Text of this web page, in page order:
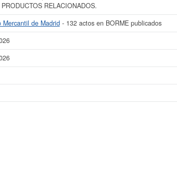
RELACIONADOS.
Mercantil de Madrid- 132 actos en BORME publicados